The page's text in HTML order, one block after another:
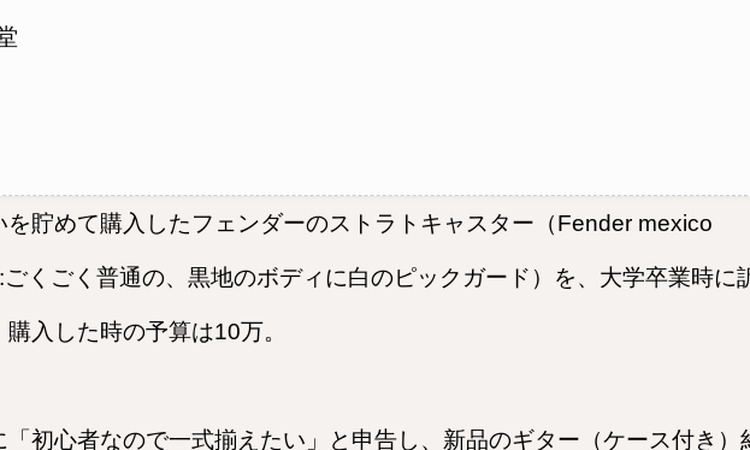
を貯めて購入したフェンダーのストラトキャスター（Fender mexico
くごく普通の、黒地のボディに白のピックガード）を、大学卒業時に
入した時の予算は10万。
初心者なので一式揃えたい」と申告し、新品のギター（ケース付き）